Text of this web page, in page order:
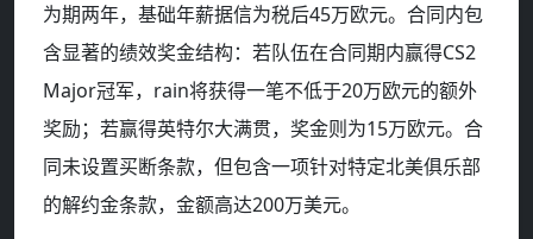
为期两年，基础年薪据信为税后45万欧元。合同内包
含显著的绩效奖金结构：若队伍在合同期内赢得CS2
Major冠军，rain将获得一笔不低于20万欧元的额外
奖励；若赢得英特尔大满贯，奖金则为15万欧元。合
同未设置买断条款，但包含一项针对特定北美俱乐部
的解约金条款，金额高达200万美元。